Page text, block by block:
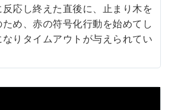
応し終えた直後に、止まり木を
め、赤の符号化行動を始めてし
なりタイムアウトが与えられてい